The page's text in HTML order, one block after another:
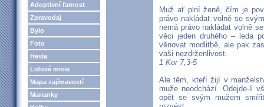
Adoptivní farnost
Zpravodaj
Bylo
Foto
Hesla
Lidové misie
Mapa zajímavostí
Marianky
Muž ať plní ženě, čím je
právo nakládat volně se
nemá právo nakládat volně
věci jeden druhého – leda
věnovat modlitbě, ale pak
vaši nezdrženlivost.
1 Kor 7,3-5
Ale těm, kteří žijí v
muže neodchází. Odejde-li
opět se svým mužem